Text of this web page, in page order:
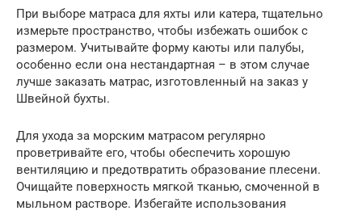
При выборе матраса для яхты или катера, тщательно
измерьте пространство, чтобы избежать ошибок с
размером. Учитывайте форму каюты или палубы,
особенно если она нестандартная – в этом случае
лучше заказать матрас, изготовленный на заказ у
Швейной бухты.
Для ухода за морским матрасом регулярно
проветривайте его, чтобы обеспечить хорошую
вентиляцию и предотвратить образование плесени.
Очищайте поверхность мягкой тканью, смоченной в
мыльном растворе. Избегайте использования